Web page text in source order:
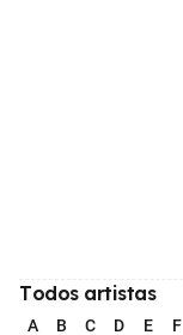
Todos artistas
A B C D E F